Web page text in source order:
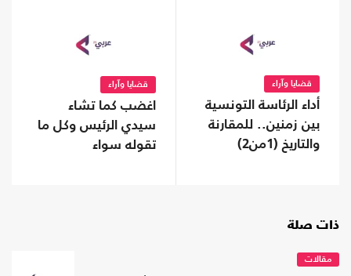
قضايا وآراء
أداء الرئاسة التونسية
بين زمنين.. للمقارنة
والتاريخ (1من2)
قضايا وآراء
اغضب كما تشاء
سيدي الرئيس وكل ما
تقوله سواء
ذات صلة
مقالات